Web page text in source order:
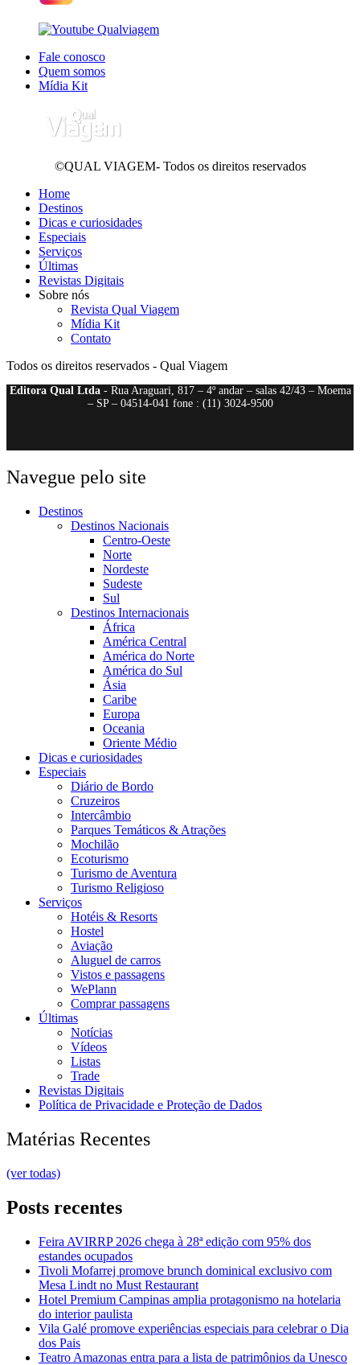
Fale conosco
Quem somos
Mídia Kit
©QUAL VIAGEM- Todos os direitos reservados
Home
Destinos
Dicas e curiosidades
Especiais
Serviços
Últimas
Revistas Digitais
Sobre nós
Revista Qual Viagem
Mídia Kit
Contato
Todos os direitos reservados - Qual Viagem
Editora Qual Ltda- Rua Araguari, 817 – 4º andar – salas 42/43 – Moema
– SP – 04514-041 fone : (11) 3024-9500
Navegue pelo site
Destinos
Destinos Nacionais
Centro-Oeste
Norte
Nordeste
Sudeste
Sul
Destinos Internacionais
África
América Central
América do Norte
América do Sul
Ásia
Caribe
Europa
Oceania
Oriente Médio
Dicas e curiosidades
Especiais
Diário de Bordo
Cruzeiros
Intercâmbio
Parques Temáticos & Atrações
Mochilão
Ecoturismo
Turismo de Aventura
Turismo Religioso
Serviços
Hotéis & Resorts
Hostel
Aviação
Aluguel de carros
Vistos e passagens
WePlann
Comprar passagens
Últimas
Notícias
Vídeos
Listas
Trade
Revistas Digitais
Política de Privacidade e Proteção de Dados
Matérias Recentes
(ver todas)
Posts recentes
Feira AVIRRP 2026 chega à 28ª edição com 95% dos
estandes ocupados
Tivoli Mofarrej promove brunch dominical exclusivo com
Mesa Lindt no Must Restaurant
Hotel Premium Campinas amplia protagonismo na hotelaria
do interior paulista
Vila Galé promove experiências especiais para celebrar o Dia
dos Pais
Teatro Amazonas entra para a lista de patrimônios da Unesco